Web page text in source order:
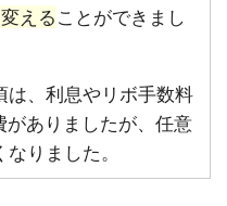
えることができまし
は、利息やリボ手数料
ありましたが、任意
りました。